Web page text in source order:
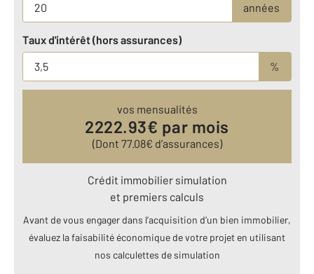
années
Taux d'intérêt (hors assurances)
%
vos mensualités
2222.93€ par mois
(Dont 77.08€ d’assurances)
Crédit immobilier simulation
et premiers calculs
Avant de vous engager dans l’acquisition d’un bien immobilier,
évaluez la faisabilité économique de votre projet en utilisant
nos calculettes de simulation